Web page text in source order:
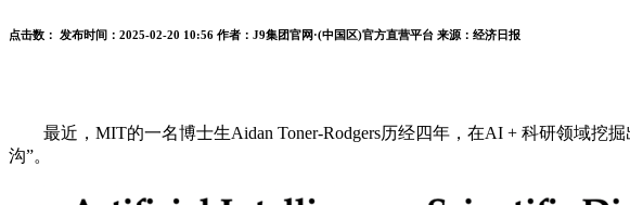
点击数： 发布时间： 2025-02-20 10:56 作者： J9集团官网·(中国区)官方直营平台 来源： 经济日报
最近，MIT的一名博士生Aidan Toner-Rodgers历经四年，在AI + 科研领域挖
沟”。